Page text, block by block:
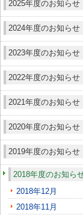
2025年度のお知らせ
2024年度のお知らせ
2023年度のお知らせ
2022年度のお知らせ
2021年度のお知らせ
2020年度のお知らせ
2019年度のお知らせ
2018年度のお知ら
2018年12月
2018年11月